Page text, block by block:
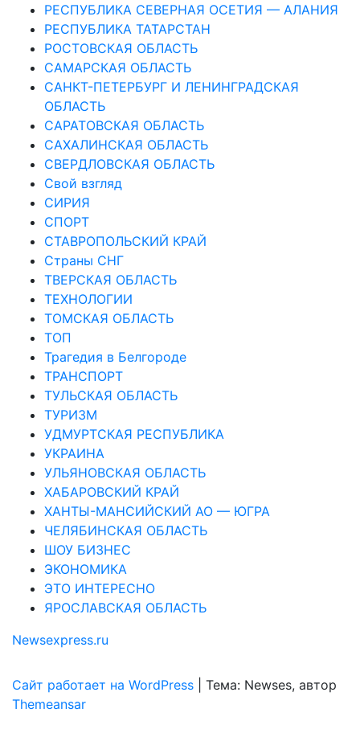
РЕСПУБЛИКА СЕВЕРНАЯ ОСЕТИЯ — АЛАНИЯ
РЕСПУБЛИКА ТАТАРСТАН
РОСТОВСКАЯ ОБЛАСТЬ
САМАРСКАЯ ОБЛАСТЬ
САНКТ-ПЕТЕРБУРГ И ЛЕНИНГРАДСКАЯ
ОБЛАСТЬ
САРАТОВСКАЯ ОБЛАСТЬ
САХАЛИНСКАЯ ОБЛАСТЬ
СВЕРДЛОВСКАЯ ОБЛАСТЬ
Свой взгляд
СИРИЯ
СПОРТ
СТАВРОПОЛЬСКИЙ КРАЙ
Страны СНГ
ТВЕРСКАЯ ОБЛАСТЬ
ТЕХНОЛОГИИ
ТОМСКАЯ ОБЛАСТЬ
ТОП
Трагедия в Белгороде
ТРАНСПОРТ
ТУЛЬСКАЯ ОБЛАСТЬ
ТУРИЗМ
УДМУРТСКАЯ РЕСПУБЛИКА
УКРАИНА
УЛЬЯНОВСКАЯ ОБЛАСТЬ
ХАБАРОВСКИЙ КРАЙ
ХАНТЫ-МАНСИЙСКИЙ АО — ЮГРА
ЧЕЛЯБИНСКАЯ ОБЛАСТЬ
ШОУ БИЗНЕС
ЭКОНОМИКА
ЭТО ИНТЕРЕСНО
ЯРОСЛАВСКАЯ ОБЛАСТЬ
Newsexpress.ru
Сайт работает на WordPress
Тема: Newses, автор
Themeansar